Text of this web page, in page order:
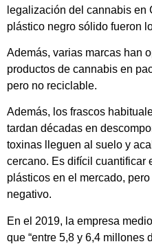
legalización del cannabis en
plástico negro sólido fueron
Además, varias marcas han
productos de cannabis en
pero no reciclable.
Además, los frascos
tardan décadas en
toxinas lleguen al suelo y
cercano. Es difícil cuantificar
plásticos en el mercado,
negativo.
En el 2019, la empresa
que “entre 5,8 y 6,4 millones